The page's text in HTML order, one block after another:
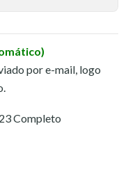
por e-mail, logo
Completo